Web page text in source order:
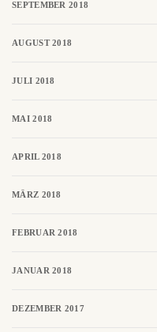
SEPTEMBER 2018
AUGUST 2018
JULI 2018
MAI 2018
APRIL 2018
MÄRZ 2018
FEBRUAR 2018
JANUAR 2018
DEZEMBER 2017